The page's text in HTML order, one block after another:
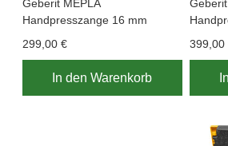
Geberit MEPLA
Handpresszange 16 mm
299,00 €
In den Warenkorb
399,00